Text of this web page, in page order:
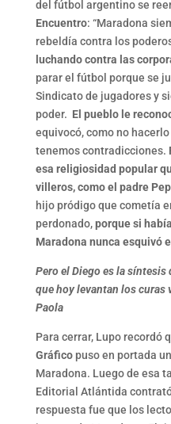
del fútbol argentino se
Encuentro: “Maradona
rebeldía contra los
luchando contra las
parar el fútbol porque se
Sindicato de jugadores y
poder. El pueblo le
equivocó, como no
tenemos contradicciones.
esa religiosidad popular
villeros, como el padre
hijo pródigo que cometía
perdonado,porque si
Maradona nunca esquivó
Pero el Diego es la
que hoy levantan los curas
Paola
Para cerrar, Lupo recordó
Gráficopuso en portada
Maradona. Luego de esa
Editorial Atlántida
respuesta fue que los